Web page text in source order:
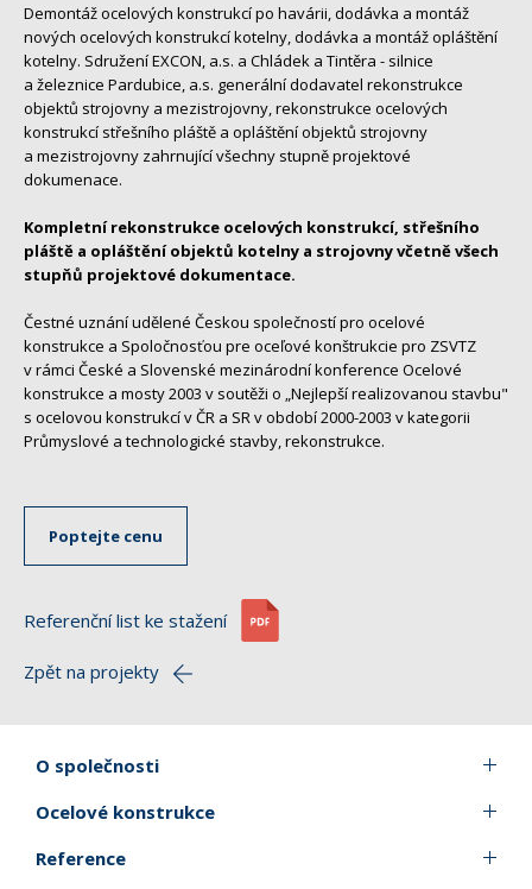
Demontáž ocelových konstrukcí po havárii, dodávka a montáž
nových ocelových konstrukcí kotelny, dodávka a montáž opláštění
kotelny. Sdružení EXCON, a.s. a Chládek a Tintěra - silnice
a železnice Pardubice, a.s. generální dodavatel rekonstrukce
objektů strojovny a mezistrojovny, rekonstrukce ocelových
konstrukcí střešního pláště a opláštění objektů strojovny
a mezistrojovny zahrnující všechny stupně projektové
dokumenace.
Kompletní rekonstrukce ocelových konstrukcí, střešního
pláště a opláštění objektů kotelny a strojovny včetně všech
stupňů projektové dokumentace.
Čestné uznání udělené Českou společností pro ocelové
konstrukce a Spoločnosťou pre oceľové konštrukcie pro ZSVTZ
v rámci České a Slovenské mezinárodní konference Ocelové
konstrukce a mosty 2003 v soutěži o „Nejlepší realizovanou stavbu"
s ocelovou konstrukcí v ČR a SR v období 2000-2003 v kategorii
Průmyslové a technologické stavby, rekonstrukce.
Poptejte cenu
Zpět na projekty
Referenční list ke stažení
O společnosti
Ocelové konstrukce
Reference